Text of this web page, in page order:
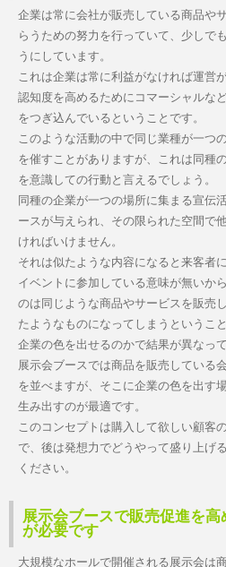
企業は常に会社が販売している商品や
らうための努力を行っていて、少しで
うにしています。
これは企業は常に利益がなければ運営
認知度を高めるためにコマーシャルな
をつぎ込んでいるということです。
このような活動の中で同じ業種が一つ
を催すことがありますが、これは同種
を意識しての行動と言えるでしょう。
同種の企業が一つの場所に集まる宣伝
ースが与えられ、その限られた空間で
ければいけません。
それは似たような内容になると来客者
イベントに参加している意味が無いか
のは同じような商品やサービスを販売
たようなものになってしまうというこ
企業の色を出せるのかで結果が異なっ
展示会ブースでは商品を販売している
を並べますが、そこに企業の色を出す
生み出すのが最適です。
このコンセプトは購入して欲しい顧客
で、後は発想力でどうやって盛り上げ
ください。
展示会ブースで販売促進を
が必要です
大規模なホールで開催される展示会は